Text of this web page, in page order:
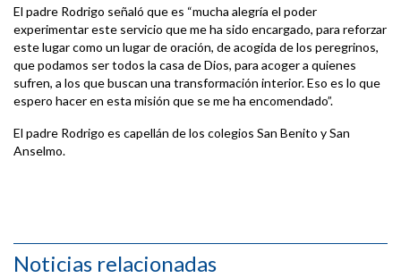
El padre Rodrigo señaló que es “mucha alegría el poder
experimentar este servicio que me ha sido encargado, para reforzar
este lugar como un lugar de oración, de acogida de los peregrinos,
que podamos ser todos la casa de Dios, para acoger a quienes
sufren, a los que buscan una transformación interior. Eso es lo que
espero hacer en esta misión que se me ha encomendado”.
El padre Rodrigo es capellán de los colegios San Benito y San
Anselmo.
Noticias relacionadas